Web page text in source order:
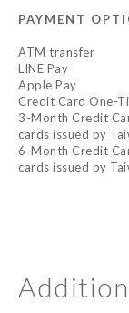
PAYMENT
ATM transfer
LINE Pay
Apple Pay
Credit Card One-
3-Month Credit
cards issued by
6-Month Credit
cards issued by